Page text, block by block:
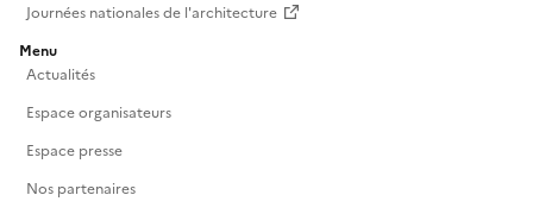
Journées nationales de l'architecture
Menu
Actualités
Espace organisateurs
Espace presse
Nos partenaires